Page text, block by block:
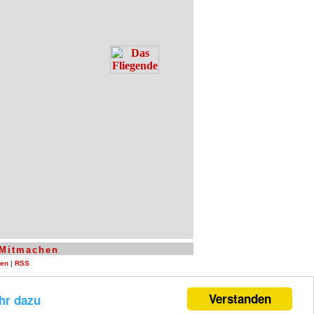
Verstanden
dazu
Mitmachen
| RSS